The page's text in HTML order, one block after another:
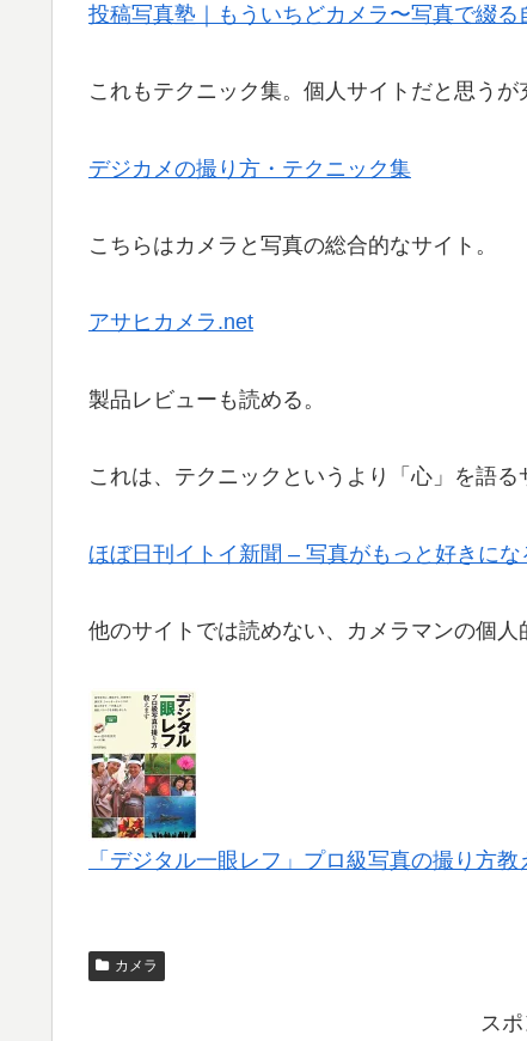
投稿写真塾｜もういちどカメラ〜写真で綴る
これもテクニック集。個人サイトだと思うが
デジカメの撮り方・テクニック集
こちらはカメラと写真の総合的なサイト。
アサヒカメラ.net
製品レビューも読める。
これは、テクニックというより「心」を語る
ほぼ日刊イトイ新聞 – 写真がもっと好きに
他のサイトでは読めない、カメラマンの個人
「デジタル一眼レフ」プロ級写真の撮り方教
カメラ
ス